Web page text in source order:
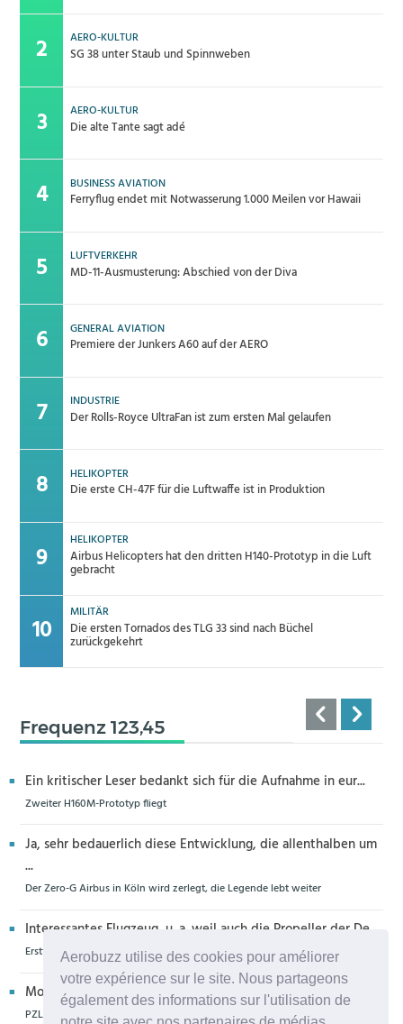
Aerobuzz utilise des cookies pour améliorer
votre expérience sur le site. Nous partageons
également des informations sur l'utilisation de
AERO-KULTUR
SG 38 unter Staub und Spinnweben
AERO-KULTUR
Die alte Tante sagt adé
BUSINESS AVIATION
Ferryflug endet mit Notwasserung 1.000 Meilen vor Hawaii
LUFTVERKEHR
MD-11-Ausmusterung: Abschied von der Diva
GENERAL AVIATION
Premiere der Junkers A60 auf der AERO
INDUSTRIE
Der Rolls-Royce UltraFan ist zum ersten Mal gelaufen
HELIKOPTER
Die erste CH-47F für die Luftwaffe ist in Produktion
HELIKOPTER
Airbus Helicopters hat den dritten H140-Prototyp in die Luft
gebracht
MILITÄR
Die ersten Tornados des TLG 33 sind nach Büchel
zurückgekehrt
Frequenz 123,45
Ein kritischer Leser bedankt sich für die Aufnahme in eur...
Zweiter H160M-Prototyp fliegt
Ja, sehr bedauerlich diese Entwicklung, die allenthalben um
...
Der Zero-G Airbus in Köln wird zerlegt, die Legende lebt weiter
Interessantes Flugzeug, u. a. weil auch die Propeller der De...
Erstflug der Piper Seminole DX mit DeltaHawk-Motoren
Moin aus Schiffdorf, danke für die Nachricht. Ich meine,da...
PZL Mielec fertigt die ersten S-70 Firehawk